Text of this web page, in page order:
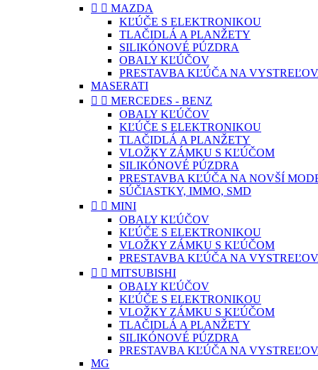
  MAZDA
KĽÚČE S ELEKTRONIKOU
TLAČIDLÁ A PLANŽETY
SILIKÓNOVÉ PÚZDRA
OBALY KĽÚČOV
PRESTAVBA KĽÚČA NA
MASERATI
  MERCEDES - BENZ
OBALY KĽÚČOV
KĽÚČE S ELEKTRONIKOU
TLAČIDLÁ A PLANŽETY
VLOŽKY ZÁMKU S KĽÚČOM
SILIKÓNOVÉ PÚZDRA
PRESTAVBA KĽÚČA NA NOVŠÍ
SÚČIASTKY, IMMO, SMD
  MINI
OBALY KĽÚČOV
KĽÚČE S ELEKTRONIKOU
VLOŽKY ZÁMKU S KĽÚČOM
PRESTAVBA KĽÚČA NA
  MITSUBISHI
OBALY KĽÚČOV
KĽÚČE S ELEKTRONIKOU
VLOŽKY ZÁMKU S KĽÚČOM
TLAČIDLÁ A PLANŽETY
SILIKÓNOVÉ PÚZDRA
PRESTAVBA KĽÚČA NA
MG